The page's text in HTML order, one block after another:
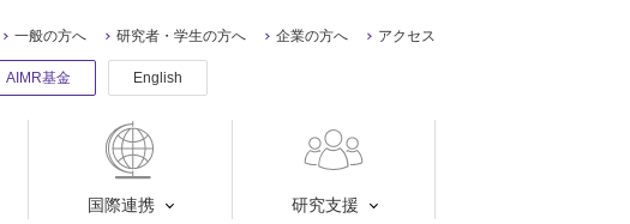
国際連携 研究支援
一般の方へ 研究者・学生の方へ 企業の方へ アクセス
AIMR基金 English